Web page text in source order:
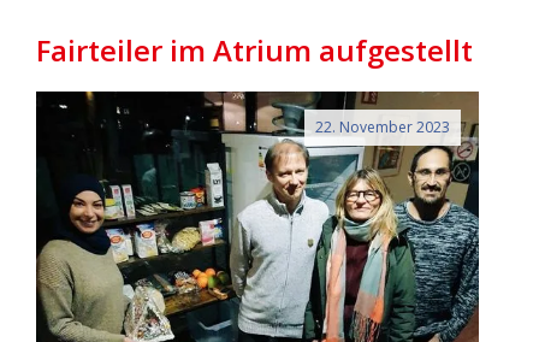
Fairteiler im Atrium aufgestellt
22. November 2023